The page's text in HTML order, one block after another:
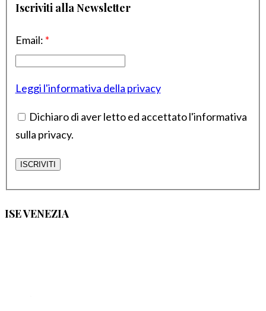
Iscriviti alla Newsletter
Email: *
Leggi l'informativa della privacy
Dichiaro di aver letto ed accettato l'informativa
sulla privacy.
ISE VENEZIA